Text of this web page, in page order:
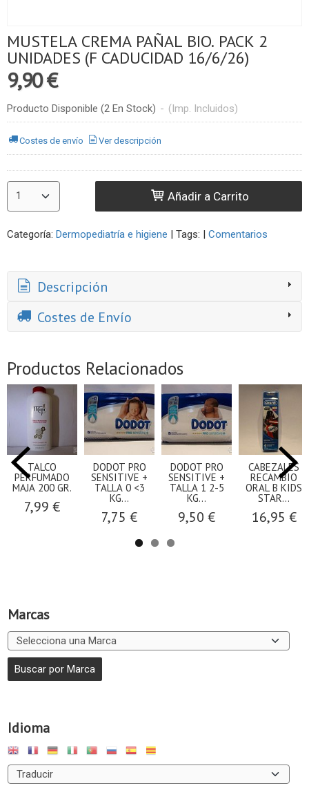
Marcas
Idioma
MUSTELA CREMA PAÑAL BIO. PACK 2
UNIDADES (F CADUCIDAD 16/6/26)
9,90 €
Producto Disponible (2 En Stock) - (Imp. Incluidos)
Costes de envío Ver descripción
Añadir a Carrito
Categoría: Dermopediatría e higiene | Tags: | Comentarios
Descripción
Costes de Envío
Productos Relacionados
TALCO
PERFUMADO
MAJA 200 GR.
7,99 €
DODOT PRO
SENSITIVE +
TALLA 0 <3
KG...
7,75 €
DODOT PRO
SENSITIVE +
TALLA 1 2-5
KG...
9,50 €
CABEZALES
RECAMBIO
ORAL B KIDS
STAR...
16,95 €